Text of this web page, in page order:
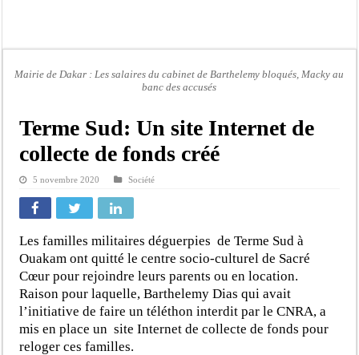
Assemblée nationale : une session extraordinaire convoquée sur les
Chavirement d’une pirogue à Djibonker: une fillette décède, des rescapés dans
Hajj 2027 : le RENOPHUS lance officiellement les préparatifs sous l’égide de
Kamb, l’Inspecteur de la jeunesse et des sports Guéladio Ba en tournée, un
Mairie de Dakar : Les salaires du cabinet de Barthelemy bloqués, Macky au
banc des accusés
Terme Sud: Un site Internet de
collecte de fonds créé
5 novembre 2020 Société
Les familles militaires déguerpies de Terme Sud à
Ouakam ont quitté le centre socio-culturel de Sacré
Cœur pour rejoindre leurs parents ou en location.
Raison pour laquelle, Barthelemy Dias qui avait
l’initiative de faire un téléthon interdit par le CNRA, a
mis en place un site Internet de collecte de fonds pour
reloger ces familles.